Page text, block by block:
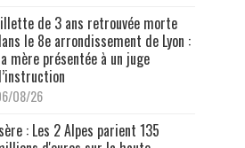
de 3 ans retrouvée morte
le 8e arrondissement de Lyon :
mère présentée à un juge
08/26
: Les 2 Alpes parient 135